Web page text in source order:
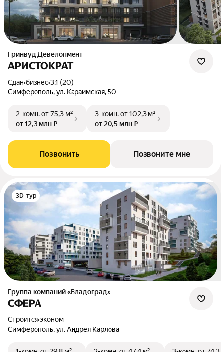
Гринвуд Девелопмент
АРИСТОКРАТ
Сдан•бизнес•3.1 (20)
Симферополь, ул. Караимская, 50
2-комн.от 75,3 м²
от 12,3 млн ₽
3-комн.от 102,3 м²
от 20,5 млн ₽
Позвонить Позвоните мне
3D-тур
Группа компаний «Владоград»
СФЕРА
Строится•эконом
Симферополь, ул. Андрея Карлова